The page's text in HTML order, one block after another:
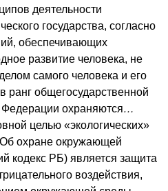
деятельности
государства, согласно
обеспечивающих
развитие человека, не
самого человека и его
ранг общегосударственной
охраняются…
целью «экологических»
охране окружающей
кодекс РБ) является защита
воздействия,